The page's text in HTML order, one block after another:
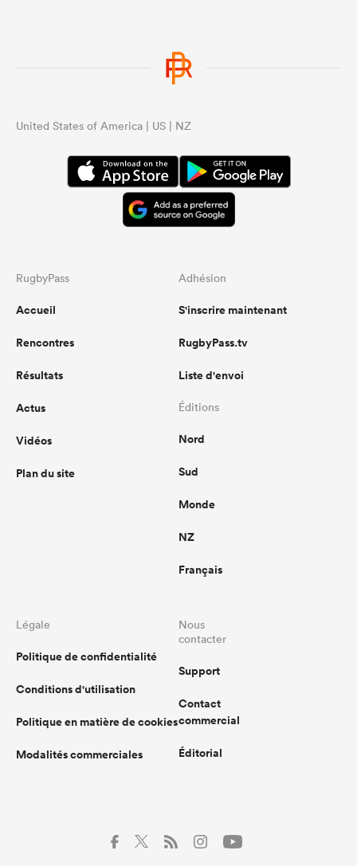
United States of America | US | NZ
RugbyPass
Accueil
Rencontres
Résultats
Actus
Vidéos
Plan du site
Adhésion
S'inscrire maintenant
RugbyPass.tv
Liste d'envoi
Éditions
Nord
Sud
Monde
NZ
Français
Légale
Politique de confidentialité
Conditions d'utilisation
Politique en matière de cookies
Modalités commerciales
Nous
contacter
Support
Contact
commercial
Éditorial